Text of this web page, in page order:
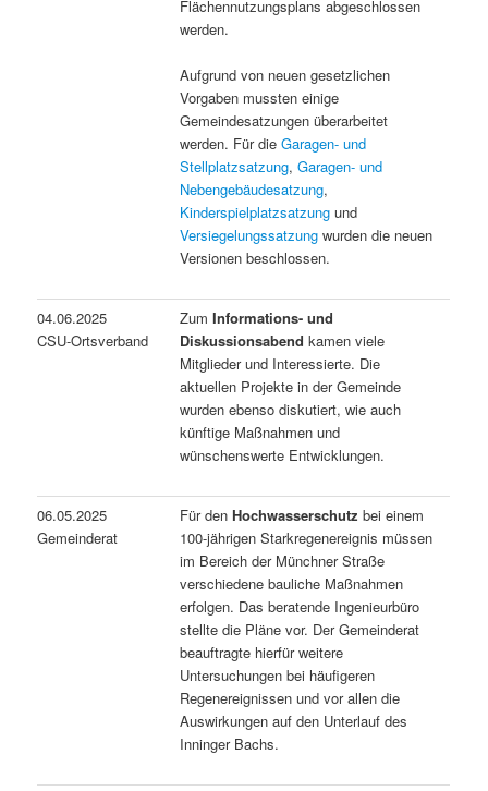
Flächennutzungsplans abgeschlossen
werden.
Aufgrund von neuen gesetzlichen
Vorgaben mussten einige
Gemeindesatzungen überarbeitet
werden. Für dieGaragen- und
Stellplatzsatzung,Garagen- und
Nebengebäudesatzung,
Kinderspielplatzsatzung und
Versiegelungssatzung wurden die neuen
Versionen beschlossen.
04.06.2025
CSU-Ortsverband
ZumInformations- und
Diskussionsabend kamen viele
Mitglieder und Interessierte. Die
aktuellen Projekte in der Gemeinde
wurden ebenso diskutiert, wie auch
künftige Maßnahmen und
wünschenswerte Entwicklungen.
06.05.2025
Gemeinderat
Für denHochwasserschutz bei einem
100-jährigen Starkregenereignis müssen
im Bereich der Münchner Straße
verschiedene bauliche Maßnahmen
erfolgen. Das beratende Ingenieurbüro
stellte die Pläne vor. Der Gemeinderat
beauftragte hierfür weitere
Untersuchungen bei häufigeren
Regenereignissen und vor allen die
Auswirkungen auf den Unterlauf des
Inninger Bachs.